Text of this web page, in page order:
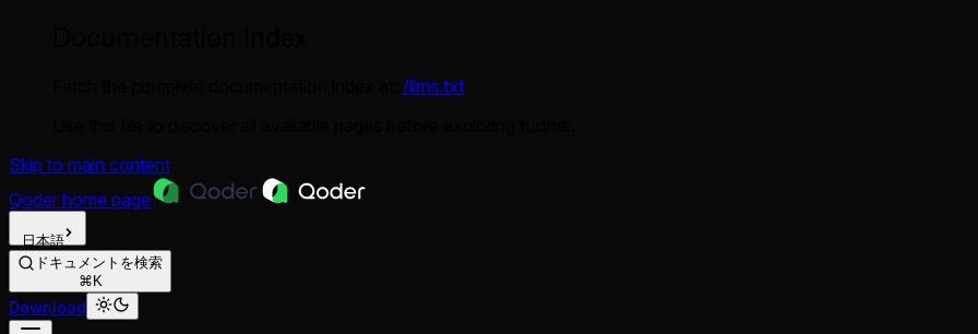
/llms.txt
Skip to main content
Qoder home page
日本語
ドキュメントを検索
⌘K
Download